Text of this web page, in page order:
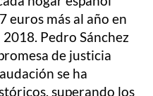
euros más al año en
Pedro Sánchez
de justicia
se ha
superando los